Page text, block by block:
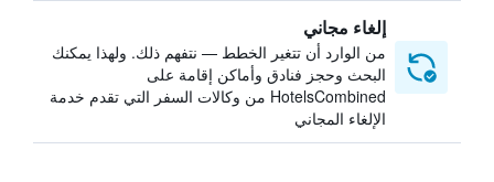
إلغاء مجاني
من الوارد أن تتغير الخطط — نتفهم ذلك. ولهذا يمكنك
البحث وحجز فنادق وأماكن إقامة على
HotelsCombined من وكالات السفر التي تقدم خدمة
الإلغاء المجاني